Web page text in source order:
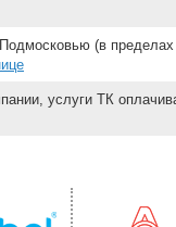
(в пределах
услуги ТК